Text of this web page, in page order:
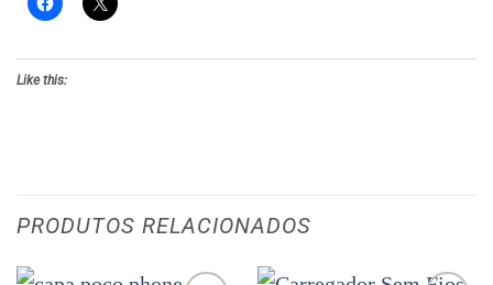
Like this:
PRODUTOS RELACIONADOS